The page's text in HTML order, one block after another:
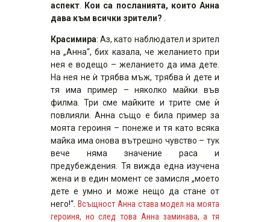
аспект
Кои са посланията, които Анна
дава към всички зрители?
Красимира: Аз, като наблюдател и зрител
на „Анна“, бих казала, че желанието при
нея е водещо – желанието да има дете.
На нея не ѝ трябва мъж, трябва ѝ дете и
тя има пример – няколко майки във
филма. Три сме майките и трите сме ѝ
повлияли. Анна също е била пример за
моята героиня – понеже и тя като всяка
майка има онова вътрешно чувство – тук
вече няма значение раса и
предубеждения. Тя вижда една изучена
жена и в един момент се замисля „моето
дете е умно и може нещо да стане от
него!“. Всъщност Анна става модел на моята
героиня, но след това Анна заминава, а тя